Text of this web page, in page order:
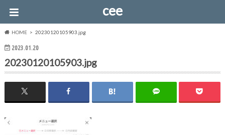
cee
HOME 20230120105903.jpg
2023.01.20
20230120105903.jpg